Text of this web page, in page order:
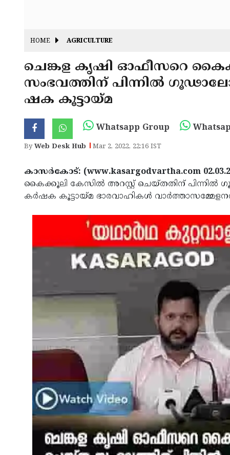
HOME AGRICULTURE
ചെങ്കള കൃഷി ഓഫീസറെ
സംഭവത്തിന് പിന്നിൽ
ഷക കൂട്ടായ്മ
Whatsapp Group
ByWeb Desk Hub Mar 2, 2022, 22:16 IST
കാസർകോട്: (www.kasargodvartha.com
കൈക്കൂലി കേസിൽ അറസ്റ്റ് ചെയ്തതിന്
കർഷക കൂട്ടായ്മ ഭാരവാഹികൾ